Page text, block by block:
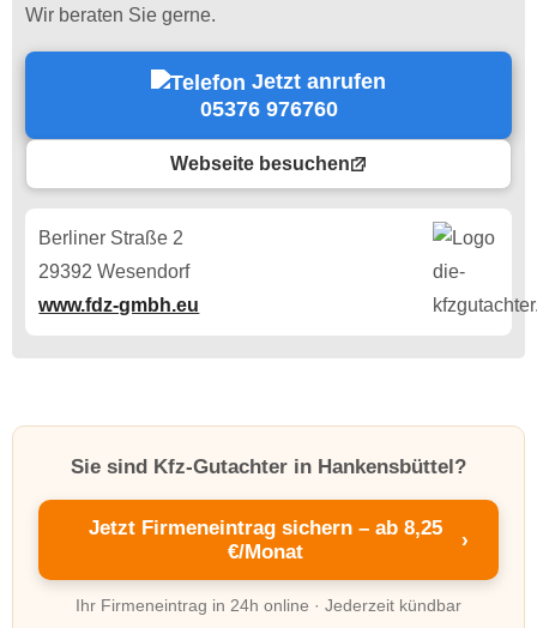
Wir beraten Sie gerne.
Jetzt anrufen
05376 976760
Webseite besuchen
Berliner Straße 2
29392 Wesendorf
www.fdz-gmbh.eu
Sie sind Kfz-Gutachter in Hankensbüttel?
Jetzt Firmeneintrag sichern – ab 8,25
€/Monat
›
Ihr Firmeneintrag in 24h online · Jederzeit kündbar